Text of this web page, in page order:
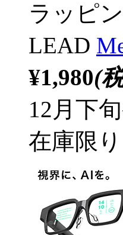
ラッピ
LEAD
¥1,980(
12月下
在庫限り